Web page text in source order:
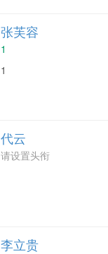
张芙容
1
1
代云
请设置头衔
李立贵